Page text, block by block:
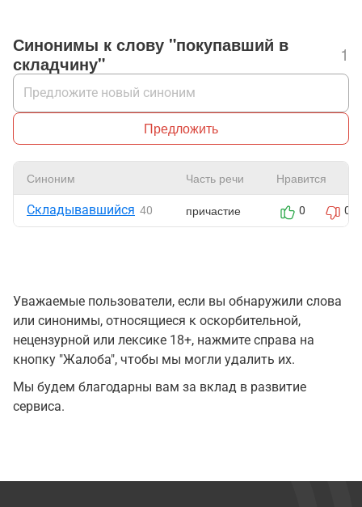
Синонимы к слову "покупавший в
складчину"
1
Предложить
Синоним Часть речи Нравится
Складывавшийся 40 причастие 0 0
Уважаемые пользователи, если вы обнаружили слова
или синонимы, относящиеся к оскорбительной,
нецензурной или лексике 18+, нажмите справа на
кнопку "Жалоба", чтобы мы могли удалить их.
Мы будем благодарны вам за вклад в развитие
сервиса.